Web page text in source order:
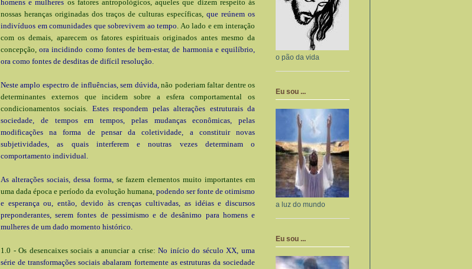
homens e mulheres os fatores antropológicos, aqueles que dizem respeito às
nossas heranças originadas dos traços de culturas específicas, que reúnem os
indivíduos em comunidades que sobrevivem ao tempo. Ao lado e em interação
com os demais, aparecem os fatores espirituais originados antes mesmo da
concepção, ora incidindo como fontes de bem-estar, de harmonia e equilíbrio,
ora como fontes de desditas de difícil resolução.
Neste amplo espectro de influências, sem dúvida,não poderiam faltar dentre os
determinantes externos que incidem sobre a esfera comportamental os
condicionamentos sociais. Estes respondem pelas alterações estruturais da
sociedade, de tempos em tempos, pelas mudanças econômicas, pelas
modificações na forma de pensar da coletividade, a constituir novas
subjetividades, as quais interferem e noutras vezes determinam o
comportamento individual.
As alterações sociais, dessa forma, se fazem elementos muito importantes em
uma dada época e período da evolução humana,podendo ser fonte de otimismo
e esperança ou, então, devido às crenças cultivadas, as idéias e discursos
preponderantes, serem fontes de pessimismo e de desânimo para homens e
mulheres de um dado momento histórico.
1.0 - Os desencaixes sociais a anunciar a crise: No início do século XX, uma
série de transformações sociais abalaram fortemente as estruturas da sociedade
o pão da vida
Eu sou ...
a luz do mundo
Eu sou ...